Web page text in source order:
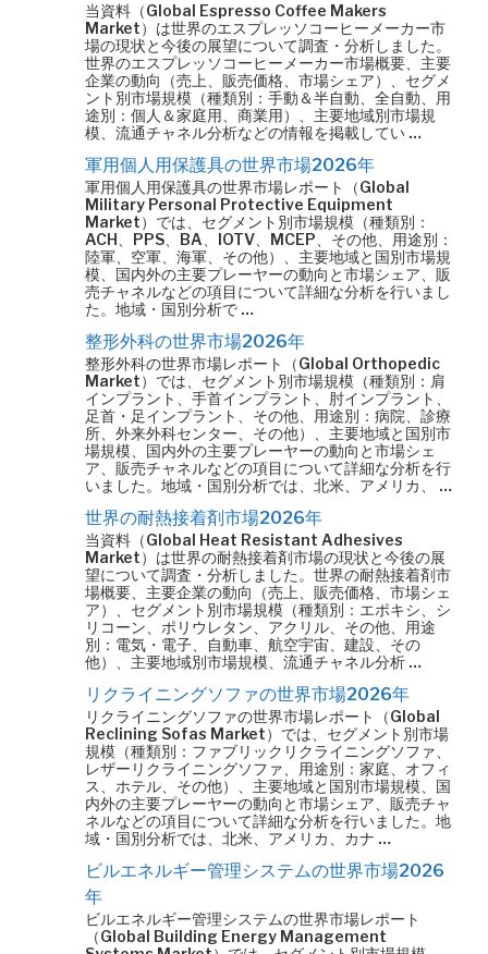
当資料（Global Espresso Coffee Makers
Market）は世界のエスプレッソコーヒーメーカー市
場の現状と今後の展望について調査・分析しました。
世界のエスプレッソコーヒーメーカー市場概要、主要
企業の動向（売上、販売価格、市場シェア）、セグメ
ント別市場規模（種類別：手動＆半自動、全自動、用
途別：個人＆家庭用、商業用）、主要地域別市場規
模、流通チャネル分析などの情報を掲載してい …
軍用個人用保護具の世界市場2026年
軍用個人用保護具の世界市場レポート（Global
Military Personal Protective Equipment
Market）では、セグメント別市場規模（種類別：
ACH、PPS、BA、IOTV、MCEP、その他、用途別：
陸軍、空軍、海軍、その他）、主要地域と国別市場規
模、国内外の主要プレーヤーの動向と市場シェア、販
売チャネルなどの項目について詳細な分析を行いまし
た。地域・国別分析で …
整形外科の世界市場2026年
整形外科の世界市場レポート（Global Orthopedic
Market）では、セグメント別市場規模（種類別：肩
インプラント、手首インプラント、肘インプラント、
足首・足インプラント、その他、用途別：病院、診療
所、外来外科センター、その他）、主要地域と国別市
場規模、国内外の主要プレーヤーの動向と市場シェ
ア、販売チャネルなどの項目について詳細な分析を行
いました。地域・国別分析では、北米、アメリカ、 …
世界の耐熱接着剤市場2026年
当資料（Global Heat Resistant Adhesives
Market）は世界の耐熱接着剤市場の現状と今後の展
望について調査・分析しました。世界の耐熱接着剤市
場概要、主要企業の動向（売上、販売価格、市場シェ
ア）、セグメント別市場規模（種類別：エポキシ、シ
リコーン、ポリウレタン、アクリル、その他、用途
別：電気・電子、自動車、航空宇宙、建設、その
他）、主要地域別市場規模、流通チャネル分析 …
リクライニングソファの世界市場2026年
リクライニングソファの世界市場レポート（Global
Reclining Sofas Market）では、セグメント別市場
規模（種類別：ファブリックリクライニングソファ、
レザーリクライニングソファ、用途別：家庭、オフィ
ス、ホテル、その他）、主要地域と国別市場規模、国
内外の主要プレーヤーの動向と市場シェア、販売チャ
ネルなどの項目について詳細な分析を行いました。地
域・国別分析では、北米、アメリカ、カナ …
ビルエネルギー管理システムの世界市場2026
年
ビルエネルギー管理システムの世界市場レポート
（Global Building Energy Management